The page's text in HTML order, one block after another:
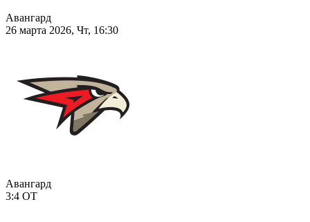
Авангард
26 марта 2026, Чт, 16:30
Авангард
3:4 ОТ